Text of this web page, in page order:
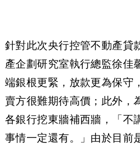
針對此次央行控管不動產貸
產企劃研究室執行總監徐佳
端銀根更緊，放款更為保守
賣方很難期待高價；此外，
各銀行挖東牆補西牆，「不
事情一定還有。」由於目前